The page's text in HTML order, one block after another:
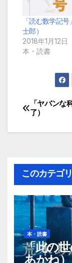
「読む数学記
士郎）
2018年1月12日
本・読書
投
稿
ビ
ゲ
ー
シ
ョ
「ヤバンな
了）
このカテゴ
本・読書
「此の
あかね）